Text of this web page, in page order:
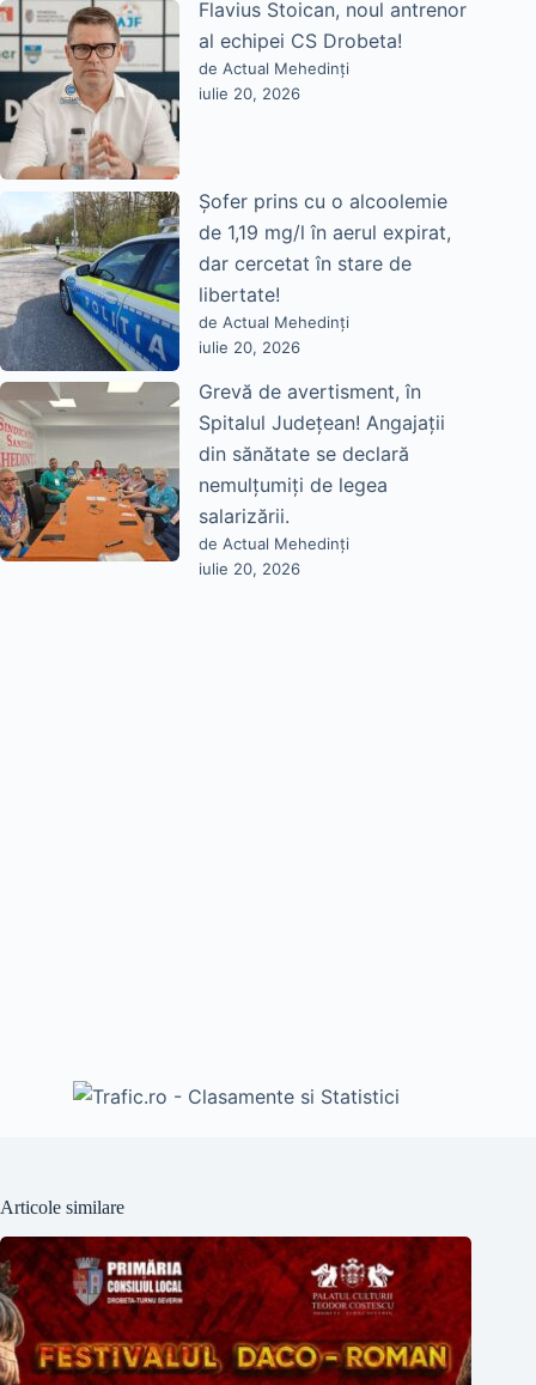
Flavius Stoican, noul antrenor
al echipei CS Drobeta!
de Actual Mehedinți
iulie 20, 2026
Șofer prins cu o alcoolemie
de 1,19 mg/l în aerul expirat,
dar cercetat în stare de
libertate!
de Actual Mehedinți
iulie 20, 2026
Grevă de avertisment, în
Spitalul Județean! Angajații
din sănătate se declară
nemulțumiți de legea
salarizării.
de Actual Mehedinți
iulie 20, 2026
Articole similare